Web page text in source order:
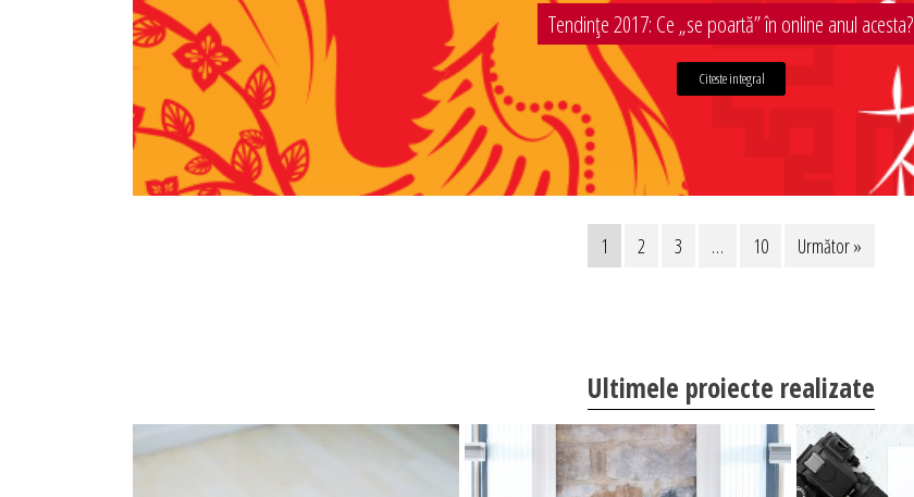
Tendințe 2017: Ce „se poartă” în online anul acesta?
Citeste integral
1 2 3 … 10 Următor »
Ultimele proiecte realizate